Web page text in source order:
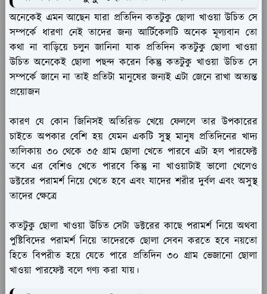
অনেকেই এমন আছেন যারা প্রতিদিন কতটুকু ছোলা খাওয়া উচিত সে
সম্পর্কে ধারণা নেই তাদের জন্য আর্টিকেলটি অনেক মূল্যবান তো
কথা না বাড়িয়ে চলুন জানিনা যাক প্রতিদিন কতটুকু ছোলা খাওয়া
উচিত অনেকেই ছোলা পছন্দ করেন কিন্তু কতটুকু খাওয়া উচিত সে
সম্পর্কে জানে না তাই প্রতিটা মানুষের জন্যই এটা জেনে রাখা অত্যন্ত
প্রয়োজন
কারণ যে কোন জিনিসই অতিরিক্ত খেয়ে ফেললে তার উপকারের
চাইতে অপকার বেশি হয় যেমন একটি সুস্থ মানুষ প্রতিদিনের খাদ্য
তালিকায় ৩০ থেকে ৩৫ গ্রাম ছোলা খেতে পারবে এটা হল পারফেক্ট
তবে এর বেশিও খেতে পারবে কিন্তু না খাওয়াটাই ভালো খেলেও
ডক্টরের পরামর্শ নিয়ে খেতে হবে এবং যাদের শরীর দুর্বল এবং অসুস্থ
তাদের ক্ষেত্রে
কতটুকু ছোলা খাওয়া উচিত সেটা ডক্টরের কাছে পরামর্শ নিয়ে অথবা
পুষ্টিবিদের পরামর্শ নিয়ে তাদেরকে ছোলা সেবন করতে হবে নয়তো
হিতে বিপরীত হয়ে যেতে পারে প্রতিদিন ৩০ গ্রাম ভেজানো ছোলা
খাওয়া পারফেক্ট বলে গণ্য করা যায়।